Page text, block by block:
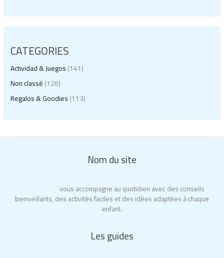
CATEGORIES
Actividad & Juegos(141)
Non classé(126)
Regalos & Goodies(113)
Nom du site
vous accompagne au quotidien avec des conseils
bienveillants, des activités faciles et des idées adaptées à chaque
enfant.
Les guides